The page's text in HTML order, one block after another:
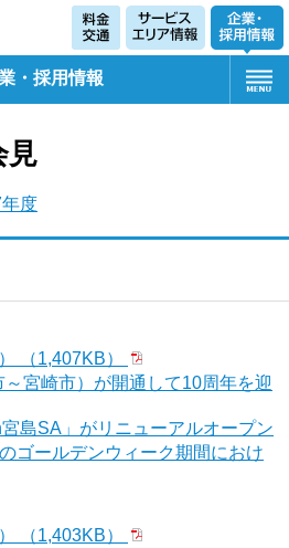
・採用情報
見
度
（1,407KB）
宮崎市）が開通して10周年を迎
島SA」がリニューアルオープン
ゴールデンウィーク期間におけ
（1,403KB）